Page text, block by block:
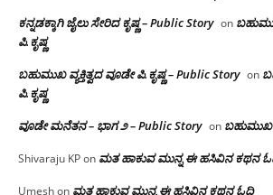
ಕನ್ನಡಕ್ಕಾಗಿ ಜೈಲು ಸೇರಿದ ಕೃಷ್ಣ – Public Story on
ಪಿ.ಕೃಷ್ಣ
ಬಹುಮುಖ ವ್ಯಕ್ತಿತ್ವದ ವೂಡೇ ಪಿ.ಕೃಷ್ಣ – Public Story on
ಪಿ.ಕೃಷ್ಣ
ವೂಡೇ ಮನೆತನ – ಭಾಗ ೨ – Public Story on ಬಹುಮುಖ
Shivaraju KPon ಮತ ಹಾಕುವ ಮುನ್ನ ಈ ಹಸಿವಿನ ಕಥನ
Umeshon ಮತ ಹಾಕುವ ಮುನ್ನ ಈ ಹಸಿವಿನ ಕಥನ ಓದಿ